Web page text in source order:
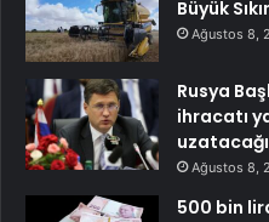
Büyük
Ağustos 8,
Rusya
ihracatı
Ağustos 8,
500 bin